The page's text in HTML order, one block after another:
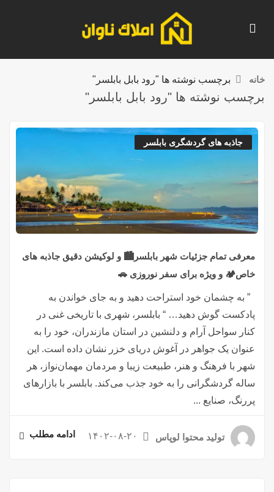
خانه برچسب نوشته ها "رود بابل بابلسر"
برچسب نوشته ها "رود بابل بابلسر"
جاذبه های گردشگری بابلسر
معرفی تمام جزئیات شهر بابلسر🏙️ و لوکیشن دقیق جاذبه های
خاص🏕️ و ویژه برای سفر نوروزی 🚗
” به چشمان خود استراحت دهید و به جای خواندن به
پادکست گوش دهید… “ بابلسر، شهری با تاریخی غنی در
کنار سواحل آرام و دلنشین در استان مازندران، خود را به
عنوان یک جواهر در آغوش دریای خزر نشان داده است. این
شهر با فرهنگ و هنر، طبیعت زیبا و مردمان مهمان‌نواز، هر
ساله گردشگرانی را به خود جذب می‌کند. بابلسر با بازارهای
پررنگ، صنایع ...
تولید محتوا لوپاس ۱۴۰۲-۰۸-۲۰ ادامه مطلب